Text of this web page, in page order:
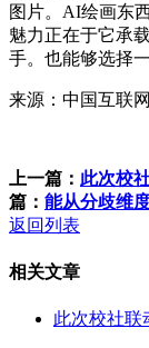
图片。AI绘画东
魅力正在于它承
手。也能够选择
来源：中国互联
上一篇： 此次校
篇： 能从分歧维
返回列表
相关文章
此次校社联